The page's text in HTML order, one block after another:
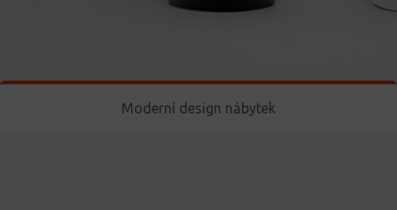
Moderní design nábytek